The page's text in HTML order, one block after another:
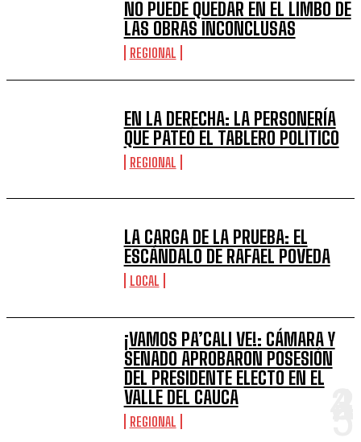
NO PUEDE QUEDAR EN EL LIMBO DE
LAS OBRAS INCONCLUSAS
REGIONAL
EN LA DERECHA: LA PERSONERÍA
QUE PATEÓ EL TABLERO POLÍTICO
REGIONAL
LA CARGA DE LA PRUEBA: EL
ESCÁNDALO DE RAFAEL POVEDA
LOCAL
¡VAMOS PA’CALI VE!: CÁMARA Y
SENADO APROBARON POSESIÓN
DEL PRESIDENTE ELECTO EN EL
VALLE DEL CAUCA
REGIONAL